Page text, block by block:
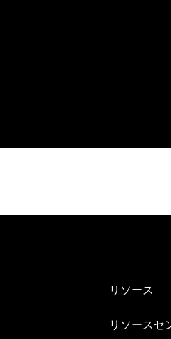
リソース
リソースセ